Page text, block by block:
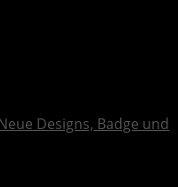
Designs, Badge und